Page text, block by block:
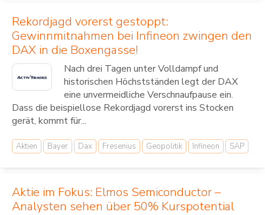
Rekordjagd vorerst gestoppt:
Gewinnmitnahmen bei Infineon zwingen den
DAX in die Boxengasse!
Nach drei Tagen unter Volldampf und
historischen Höchstständen legt der DAX
eine unvermeidliche Verschnaufpause ein.
Dass die beispiellose Rekordjagd vorerst ins Stocken
gerät, kommt für...
Aktien Bayer Dax Fresenius Geopolitik Infineon SAP
Aktie im Fokus: Elmos Semiconductor –
Analysten sehen über 50% Kurspotential